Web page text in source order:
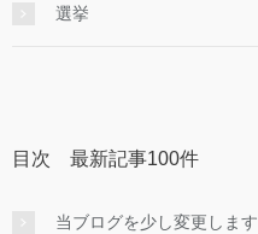
選挙
目次 最新記事100件
当ブログを少し変更します